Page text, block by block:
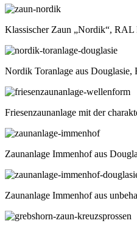
Klassischer Zaun „Nordik“, RAL
Nordik Toranlage aus Douglasie,
Friesenzaunanlage mit der
Zaunanlage Immenhof aus
Zaunanlage Immenhof aus